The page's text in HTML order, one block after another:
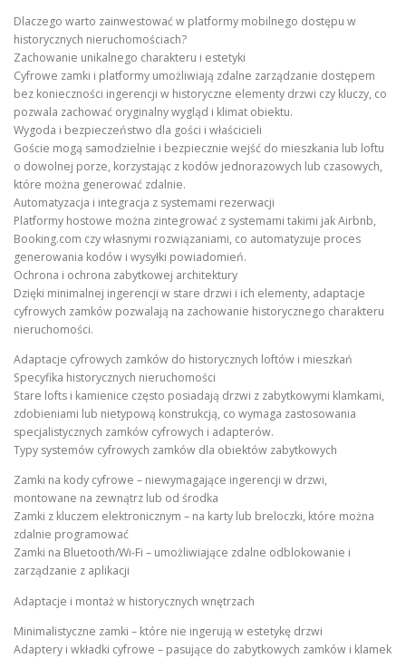
Dlaczego warto zainwestować w platformy mobilnego dostępu w
historycznych nieruchomościach?
Zachowanie unikalnego charakteru i estetyki
Cyfrowe zamki i platformy umożliwiają zdalne zarządzanie dostępem
bez konieczności ingerencji w historyczne elementy drzwi czy kluczy, co
pozwala zachować oryginalny wygląd i klimat obiektu.
Wygoda i bezpieczeństwo dla gości i właścicieli
Goście mogą samodzielnie i bezpiecznie wejść do mieszkania lub loftu
o dowolnej porze, korzystając z kodów jednorazowych lub czasowych,
które można generować zdalnie.
Automatyzacja i integracja z systemami rezerwacji
Platformy hostowe można zintegrować z systemami takimi jak Airbnb,
Booking.com czy własnymi rozwiązaniami, co automatyzuje proces
generowania kodów i wysyłki powiadomień.
Ochrona i ochrona zabytkowej architektury
Dzięki minimalnej ingerencji w stare drzwi i ich elementy, adaptacje
cyfrowych zamków pozwalają na zachowanie historycznego charakteru
nieruchomości.
Adaptacje cyfrowych zamków do historycznych loftów i mieszkań
Specyfika historycznych nieruchomości
Stare lofts i kamienice często posiadają drzwi z zabytkowymi klamkami,
zdobieniami lub nietypową konstrukcją, co wymaga zastosowania
specjalistycznych zamków cyfrowych i adapterów.
Typy systemów cyfrowych zamków dla obiektów zabytkowych
Zamki na kody cyfrowe – niewymagające ingerencji w drzwi,
montowane na zewnątrz lub od środka
Zamki z kluczem elektronicznym – na karty lub breloczki, które można
zdalnie programować
Zamki na Bluetooth/Wi-Fi – umożliwiające zdalne odblokowanie i
zarządzanie z aplikacji
Adaptacje i montaż w historycznych wnętrzach
Minimalistyczne zamki – które nie ingerują w estetykę drzwi
Adaptery i wkładki cyfrowe – pasujące do zabytkowych zamków i klamek